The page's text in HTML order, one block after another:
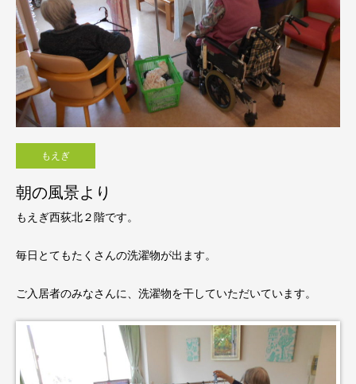
もえぎ
朝の風景より
もえぎ西荻北２階です。
毎日とてもたくさんの洗濯物が出ます。
ご入居者のみなさんに、洗濯物を干していただいています。